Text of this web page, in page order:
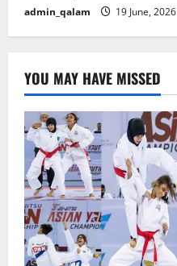
admin_qalam 19 June, 2026
YOU MAY HAVE MISSED